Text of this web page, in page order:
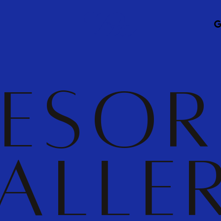
ESOR
LLE